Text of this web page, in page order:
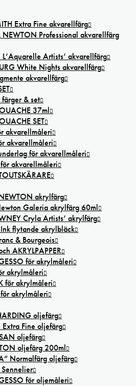
Extra Fine akvarellfärg
Professional akvarellfärg
L’Aquarelle Artists’ akvarellfärg
White Nights akvarellfärg
akvarellfärg
& set
37ml
SET
akvarellmåleri
akvarellmåleri
för akvarellmåleri
för akvarellmåleri
akrylfärg
Galeria akrylfärg 60ml
Cryla Artists’ akrylfärg
flytande akrylbläck
& Bourgeois
AKRYLPAPPER
för akrylmåleri
akrylmåleri
för akrylmåleri
för akrylmåleri
oljefärg
Extra Fine oljefärg
oljefärg
oljefärg 200ml
Normalfärg oljefärg
Sennelier
för oljemåleri